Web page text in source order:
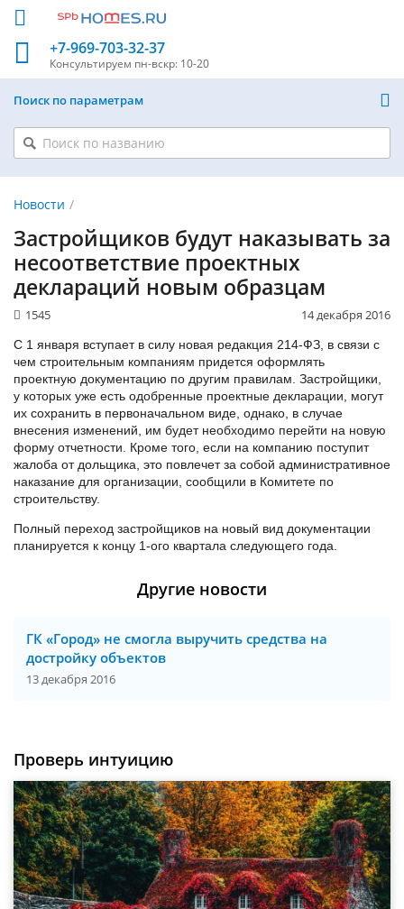
+7-969-703-32-37
Консультируем пн-вскр: 10-20
Поиск по параметрам
Новости
Застройщиков будут наказывать за
несоответствие проектных
деклараций новым образцам
14 декабря 2016
1545
С 1 января вступает в силу новая редакция 214-ФЗ, в связи с
чем строительным компаниям придется оформлять
проектную документацию по другим правилам. Застройщики,
у которых уже есть одобренные проектные декларации, могут
их сохранить в первоначальном виде, однако, в случае
внесения изменений, им будет необходимо перейти на новую
форму отчетности. Кроме того, если на компанию поступит
жалоба от дольщика, это повлечет за собой административное
наказание для организации, сообщили в Комитете по
строительству.
Полный переход застройщиков на новый вид документации
планируется к концу 1-ого квартала следующего года.
Другие новости
ГК «Город» не смогла выручить средства на
достройку объектов
13 декабря 2016
Проверь интуицию